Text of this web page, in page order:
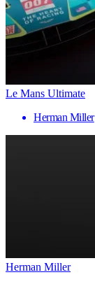
Le Mans Ultimate
Herman Miller
Herman Miller